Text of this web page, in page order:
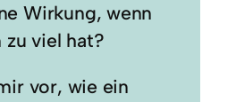
Wirkung, wenn
zu viel hat?
vor, wie ein